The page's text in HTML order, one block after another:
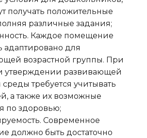
получать положительные
различные задания;
Каждое помещение
адаптировано для
возрастной группы. При
утверждении развивающей
требуется учитывать
а также их возможные
по здоровью;
Современное
должно быть достаточно